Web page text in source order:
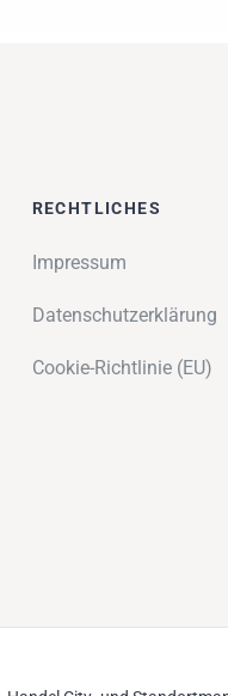
RECHTLICHES
Impressum
Datenschutzerklärung
Cookie-Richtlinie (EU)